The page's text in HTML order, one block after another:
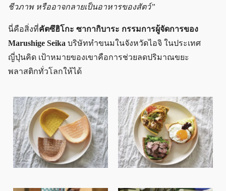
ชีวภาพ หรืออาจกลายเป็นอาหารของสัตว์”
นี่คือสิ่งที่คัตซึฮิโกะ ซากากิบาระ กรรมการผู้จัดการของ
Marushige Seika บริษัททำขนมในจังหวัดไอจิ ในประเทศ
ญี่ปุ่นคิด เป้าหมายของเขาคือการช่วยลดปริมาณขยะ
พลาสติกทั่วโลกให้ได้